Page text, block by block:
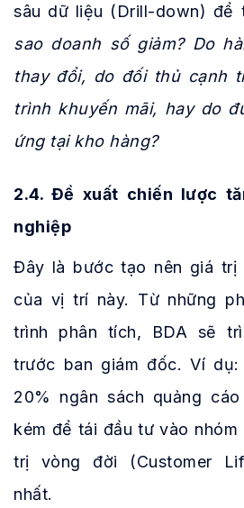
sâu dữ liệu (Drill-down) để
sao doanh số giảm? Do
thay đổi, do đối thủ cạnh
trình khuyến mãi, hay do
ứng tại kho hàng?
2.4. Đề xuất chiến lược
nghiệp
Đây là bước tạo nên giá trị
của vị trí này. Từ những
trình phân tích, BDA sẽ
trước ban giám đốc. Ví
20% ngân sách quảng
kém để tái đầu tư vào nhóm
trị vòng đời (Customer
nhất.